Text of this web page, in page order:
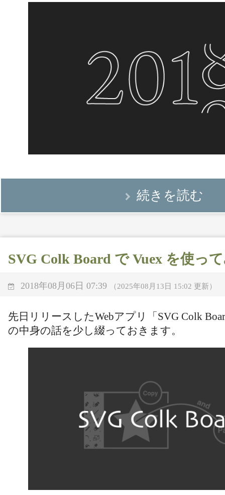
続きを読む
SVG Colk Board で Vuex を使っ
2018年08月06日 07:39 （2025年08月13日 15:02 更新）
先日リリースしたWebアプリ「SVG Colk
の中身の話を少し綴っておきます。